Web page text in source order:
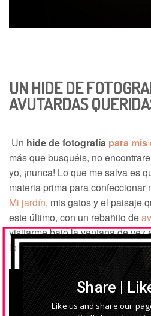
UN HIDE DE
AVUTARDAS
Un hide de fotografía para
más que busquéis, no
yo, ¡nunca! Lo que me salva es
materia prima para confeccionar
Mi jardín, mis gatos yel paisaje
este último, con un rebañito de
visitarme bajo la ventana de vez
lo cuenta pinchando en el
Share |
Like us and share our